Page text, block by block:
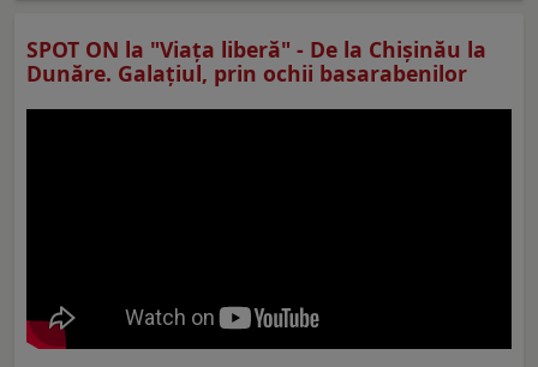
SPOT ON la "Viaţa liberă" - De la Chișinău la
Dunăre. Galațiul, prin ochii basarabenilor